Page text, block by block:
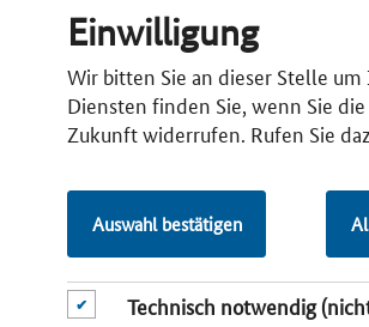
Einwilligung
Wir bitten Sie an dieser Stelle
Diensten finden Sie, wenn Sie
Zukunft widerrufen. Rufen Sie
Auswahl bestätigen
Technisch notwendig
CLUSTERSUCHE
Deutschlandkarte
Allgemeine Clustersuche
Bund
Län­der
Eu­ro­pa